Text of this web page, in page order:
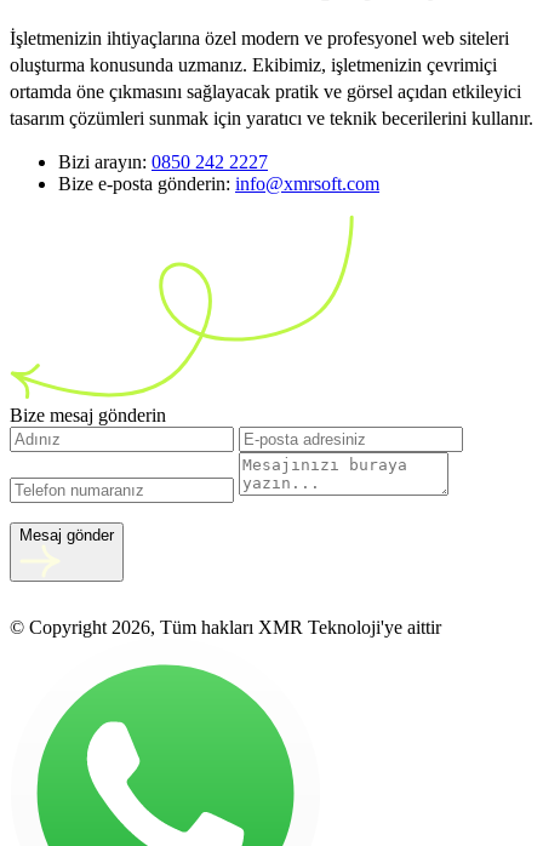
İşletmenizin ihtiyaçlarına özel modern ve profesyonel web siteleri
oluşturma konusunda uzmanız. Ekibimiz, işletmenizin çevrimiçi
ortamda öne çıkmasını sağlayacak pratik ve görsel açıdan etkileyici
tasarım çözümleri sunmak için yaratıcı ve teknik becerilerini kullanır.
Bizi arayın: 0850 242 2227
Bize e-posta gönderin: info@xmrsoft.com
Bize mesaj gönderin
Mesaj gönder
© Copyright 2026, Tüm hakları XMR Teknoloji'ye aittir